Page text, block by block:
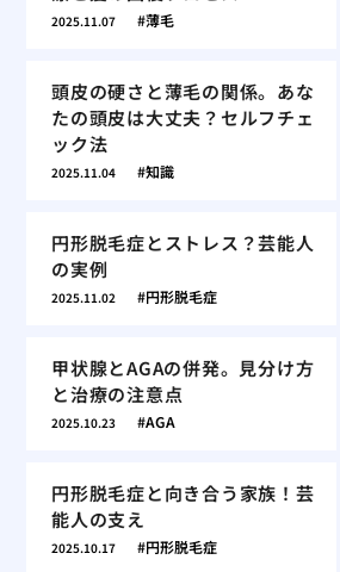
2025.11.07 薄毛
頭皮の硬さと薄毛の関係。あな
たの頭皮は大丈夫？セルフチェ
ック法
2025.11.04 知識
円形脱毛症とストレス？芸能人
の実例
2025.11.02 円形脱毛症
甲状腺とAGAの併発。見分け方
と治療の注意点
2025.10.23 AGA
円形脱毛症と向き合う家族！芸
能人の支え
2025.10.17 円形脱毛症